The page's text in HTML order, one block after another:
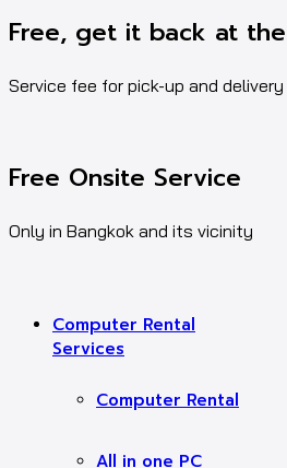
Free, get it back at
Service fee for pick-up and
Free Onsite Service
Only in Bangkok and its vicinity
Computer Rental
Services
Computer Rental
All in one PC